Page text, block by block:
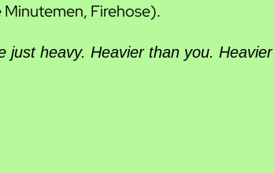
Minutemen, Firehose).
just heavy. Heavier than you.